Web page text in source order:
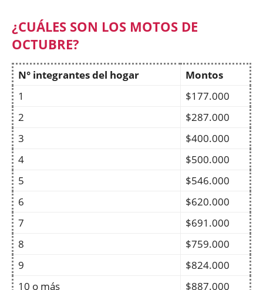
¿CUÁLES SON LOS MOTOS DE
OCTUBRE?
N° integrantes del hogar
Montos
1
$177.000
2
$287.000
3
$400.000
4
$500.000
5
$546.000
6
$620.000
7
$691.000
8
$759.000
9
$824.000
10 o más
$887.000